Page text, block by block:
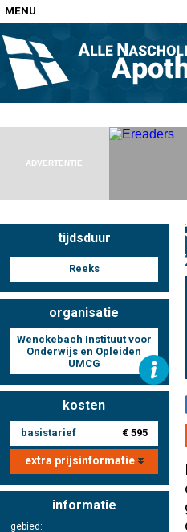
MENU
Home
Nascholingen op locatie (agenda)
Nascholingen online (elearning)
Nascholingen op aanvraag (in-
Nascholing aanmelden
Zoek op kaart
ADVERTENTIE
tijdsduur
Reeks
organisatie
Wenckebach Instituut voor
Onderwijs en Opleiden
UMCG
kosten
basistarief € 595
extra prijsinformatie
informatie
gebied: